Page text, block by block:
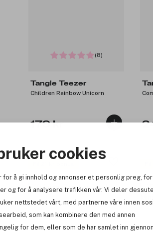
cookies
å gi innhold og annonser et personlig preg, for
og for å analysere trafikken vår. Vi deler
nettstedet vårt, med partnerne våre innen
som kan kombinere den med annen
for dem, eller som de har samlet inn
(8)
Tangle Teezer
Children Rainbow Unicorn
179 kr